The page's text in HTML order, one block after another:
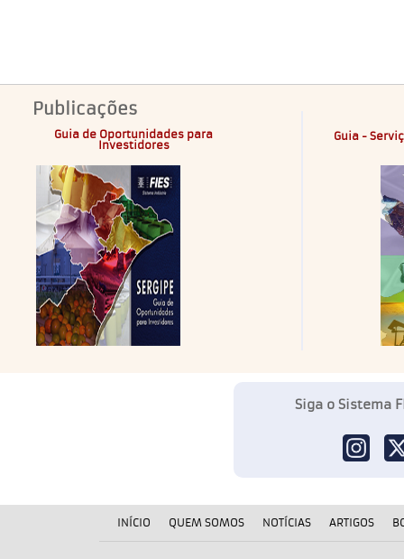
Publicações
Guia de Oportunidades para
Investidores
Guia -
Siga o Sistema
INÍCIO QUEM SOMOS NOTÍCIAS ARTIGOS